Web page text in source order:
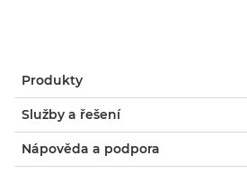
Produkty
Služby a řešení
Nápověda a podpora